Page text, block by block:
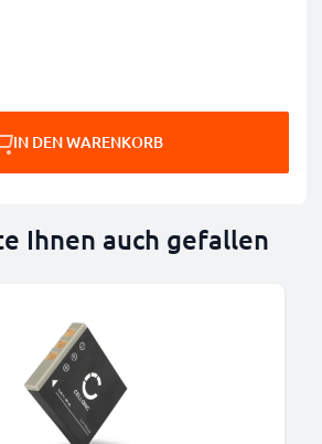
IN DEN WARENKORB
Ihnen auch gefallen